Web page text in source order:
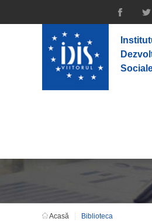
Acasă Biblioteca